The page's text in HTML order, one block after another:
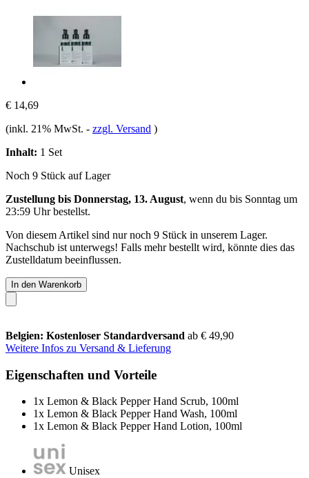
€ 14,69
(inkl. 21% MwSt. - zzgl. Versand )
Inhalt: 1 Set
Noch 9 Stück auf Lager
Zustellung bis Donnerstag, 13. August, wenn du bis Sonntag um
23:59 Uhrbestellst.
Von diesem Artikel sind nur noch 9 Stück in unserem Lager.
Nachschub ist unterwegs! Falls mehr bestellt wird, könnte dies das
Zustelldatum beeinflussen.
In den Warenkorb
Belgien: Kostenloser Standardversand ab € 49,90
Weitere Infos zu Versand & Lieferung
Eigenschaften und Vorteile
1x Lemon & Black Pepper Hand Scrub, 100ml
1x Lemon & Black Pepper Hand Wash, 100ml
1x Lemon & Black Pepper Hand Lotion, 100ml
Unisex